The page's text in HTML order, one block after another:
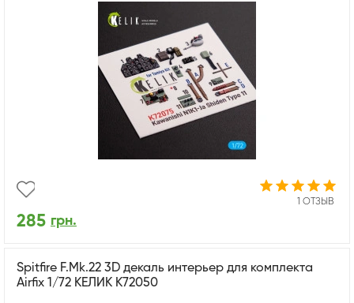
1 ОТЗЫВ
285 грн.
Spitfire F.Mk.22 3D декаль интерьер для комплекта
Airfix 1/72 КЕЛИК K72050